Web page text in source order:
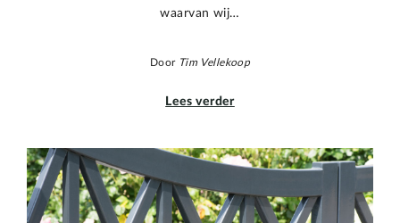
waarvan wij…
Door Tim Vellekoop
Lees verder